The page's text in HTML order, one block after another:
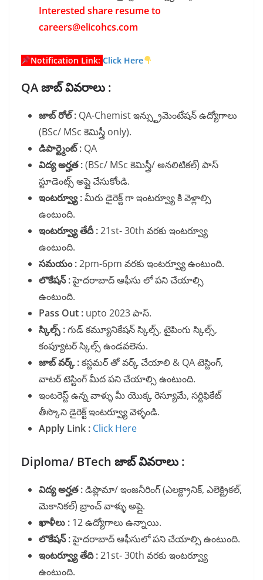
Interested share resume to
careers@elicohcs.com
Notification Link: Click Here
QA జాబ్ వివరాలు :
జాబ్ రోల్ : QA-Chemist ఇన్స్ట్రుమెంటేషన్ ఉద్యోగాలు
(BSc/ MSc కెమిస్త్రీ only).
డిపార్ట్మెంట్ : QA
విద్య అర్హత :(BSc/ MSc కెమిస్త్రీ/ అనలిటికల్) పాస్
స్టూడెంట్స్ అప్లై చేసుకోండి.
ఇంటర్వ్యూ :మీరు డైరెక్ట్ గా ఇంటర్వ్యూ కి వెళ్లాల్సి
ఉంటుంది.
ఇంటర్వ్యూ తేదీ :21st- 30th వరకు ఇంటర్వ్యూ
ఉంటుంది.
సమయం :2pm-6pm వరకు ఇంటర్వ్యూ ఉంటుంది.
లొకేషన్ :హైదరాబాద్ ఆఫీసు లో పని చేయాల్సి
ఉంటుంది.
Pass Out : upto 2023 పాస్.
స్కిల్స్ :గుడ్ కమ్యూనికేషన్ స్కిల్స్, టైపింగు స్కిల్స్,
కంప్యూటర్ స్కిల్స్ ఉండవలెను.
జాబ్ వర్క్ :కస్టమర్ తో వర్క్ చేయాలి & QA టెస్టింగ్,
వాటర్ టెస్టింగ్ మీద పని చేయాల్సి ఉంటుంది.
ఇంటరెస్ట్ ఉన్న వాళ్ళు మీ యొక్క రెస్యూమే, సర్టిఫికేట్
తీస్కొని డైరెక్ట్ ఇంటర్వ్యూ వెళ్ళండి.
Apply Link : Click Here
Diploma/ BTech జాబ్ వివరాలు :
విద్య అర్హత :డిప్లొమా/ ఇంజనీరింగ్ (ఎలక్ట్రానిక్, ఎలెక్ట్రికల్,
మెకానికల్) బ్రాంచ్ వాళ్ళు అప్లై.
ఖాళీలు : 12 ఉద్యోగాలు ఉన్నాయి.
లొకేషన్ :హైదరాబాద్ ఆఫీసులో పని చేయాల్సి ఉంటుంది.
ఇంటర్వ్యూ తేది :21st- 30th వరకు ఇంటర్వ్యూ
ఉంటుంది.